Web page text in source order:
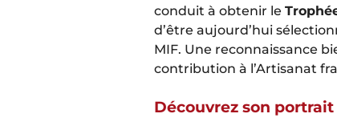
conduit à obtenir le
d’être aujourd’hui
MIF. Une reconnaissance
contribution à l’Artisanat
Découvrez son